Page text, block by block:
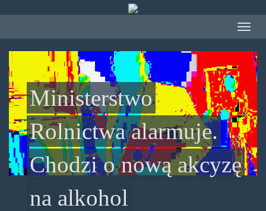
treści
Toggle
Ministerstwo
Rolnictwa alarmuje.
Chodzi o nową akcyzę
na alkohol